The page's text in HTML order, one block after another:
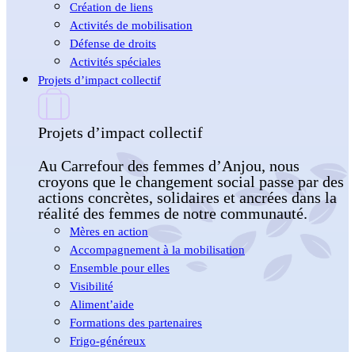
Création de liens
Activités de mobilisation
Défense de droits
Activités spéciales
Projets d’impact collectif
Projets d’impact collectif
Au Carrefour des femmes d’Anjou, nous
croyons que le changement social passe par des
actions concrètes, solidaires et ancrées dans la
réalité des femmes de notre communauté.
Mères en action
Accompagnement à la mobilisation
Ensemble pour elles
Visibilité
Aliment’aide
Formations des partenaires
Frigo-généreux